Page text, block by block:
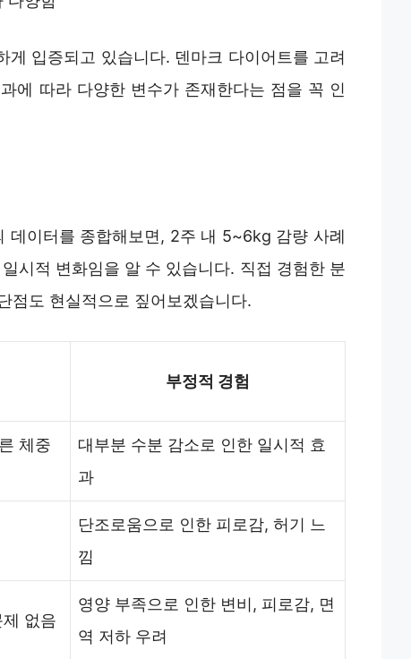
입증되고 있습니다. 덴마크 다이어트를 고려
에 따라 다양한 변수가 존재한다는 점을 꼭 인
데이터를 종합해보면, 2주 내 5~6kg 감량 사례
시적 변화임을 알 수 있습니다. 직접 경험한 분
점도 현실적으로 짚어보겠습니다.
부정적 경험
체중
대부분 수분 감소로 인한 일시적 효
과
단조로움으로 인한 피로감, 허기 느
낌
없음
영양 부족으로 인한 변비, 피로감, 면
역 저하 우려